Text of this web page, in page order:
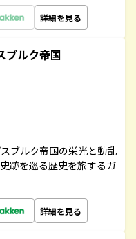
詳細を見る
ルク帝国
ブルク帝国の栄光と動乱
跡を巡る歴史を旅するガ
詳細を見る